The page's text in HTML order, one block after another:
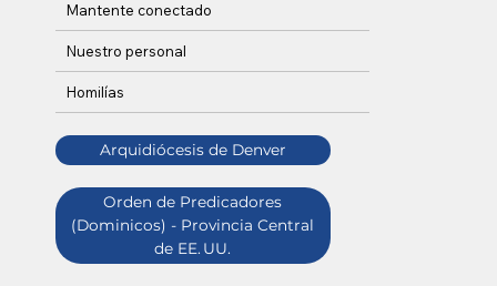
Mantente conectado
Nuestro personal
Homilías
Arquidiócesis de Denver
Orden de Predicadores
(Dominicos) - Provincia Central
de EE. UU.